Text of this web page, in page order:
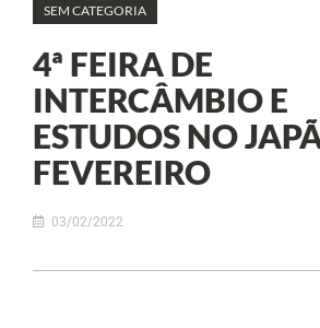
SEM CATEGORIA
4ª FEIRA DE
INTERCÂMBIO E
ESTUDOS NO
FEVEREIRO
03/02/2022